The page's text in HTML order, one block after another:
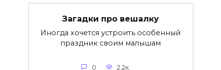
Загадки про вешалку
Иногда хочется устроить особенный
праздник своим малышам
0 2.2к.